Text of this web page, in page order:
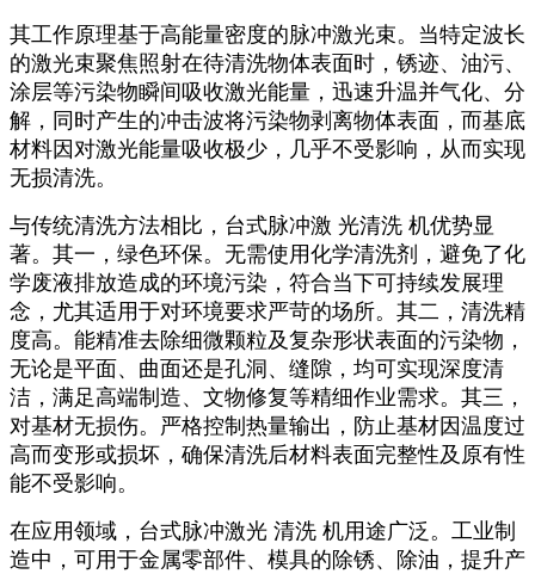
其工作原理基于高能量密度的脉冲激光束。当特定波长
的激光束聚焦照射在待清洗物体表面时，锈迹、油污、
涂层等污染物瞬间吸收激光能量，迅速升温并气化、分
解，同时产生的冲击波将污染物剥离物体表面，而基底
材料因对激光能量吸收极少，几乎不受影响，从而实现
无损清洗。
与传统清洗方法相比，台式脉冲激 光清洗 机优势显
著。其一，绿色环保。无需使用化学清洗剂，避免了化
学废液排放造成的环境污染，符合当下可持续发展理
念，尤其适用于对环境要求严苛的场所。其二，清洗精
度高。能精准去除细微颗粒及复杂形状表面的污染物，
无论是平面、曲面还是孔洞、缝隙，均可实现深度清
洁，满足高端制造、文物修复等精细作业需求。其三，
对基材无损伤。严格控制热量输出，防止基材因温度过
高而变形或损坏，确保清洗后材料表面完整性及原有性
能不受影响。
在应用领域，台式脉冲激光 清洗 机用途广泛。工业制
造中，可用于金属零部件、模具的除锈、除油，提升产